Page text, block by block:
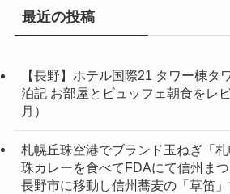
最近の投稿
【長野】ホテル国際21 タワー棟タ
泊記 お部屋とビュッフェ朝食をレ
月）
札幌丘珠空港でブランド玉ねぎ「
珠カレーを食べてFDAにて信州ま
長野市に移動し信州蕎麦の「草笛